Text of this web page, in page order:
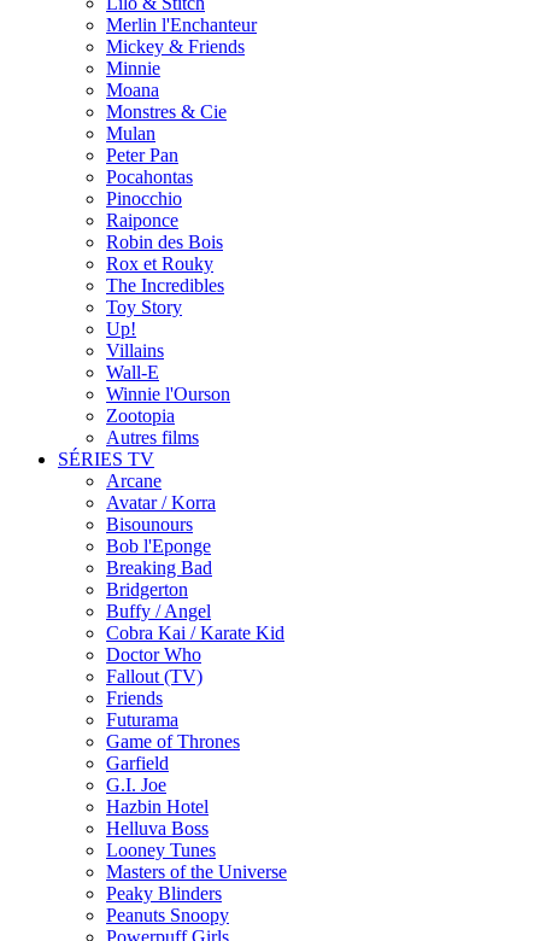
Merlin l'Enchanteur
Mickey & Friends
Minnie
Moana
Monstres & Cie
Mulan
Peter Pan
Pocahontas
Pinocchio
Raiponce
Robin des Bois
Rox et Rouky
The Incredibles
Toy Story
Up!
Villains
Wall-E
Winnie l'Ourson
Zootopia
Autres films
SÉRIES TV
Arcane
Avatar / Korra
Bisounours
Bob l'Eponge
Breaking Bad
Bridgerton
Buffy / Angel
Cobra Kai / Karate Kid
Doctor Who
Fallout (TV)
Friends
Futurama
Game of Thrones
Garfield
G.I. Joe
Hazbin Hotel
Helluva Boss
Looney Tunes
Masters of the Universe
Peaky Blinders
Peanuts Snoopy
Powerpuff Girls